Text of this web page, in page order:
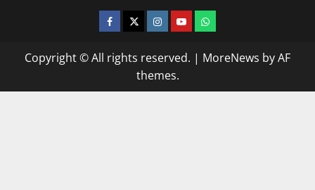
facebooktwitterinstagram.com
youtubewhatsapp
Copyright © All rights reserved. | MoreNews by AF
themes.